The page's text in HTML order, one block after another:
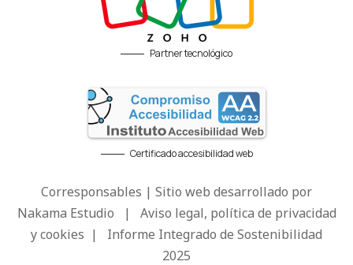
Partner tecnológico
Certificado accesibilidad web
Corresponsables | Sitio web desarrollado por
Nakama Estudio | Aviso legal, política de privacidad
y cookies | Informe Integrado de Sostenibilidad
2025